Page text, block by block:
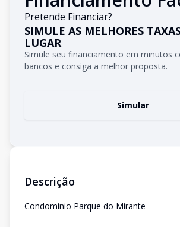
Pretende Financiar?
SIMULE AS MELHORES
LUGAR
Simule seu financiamento em minutos
bancos e consiga a melhor proposta.
Simular
Descrição
Condomínio Parque do Mirante